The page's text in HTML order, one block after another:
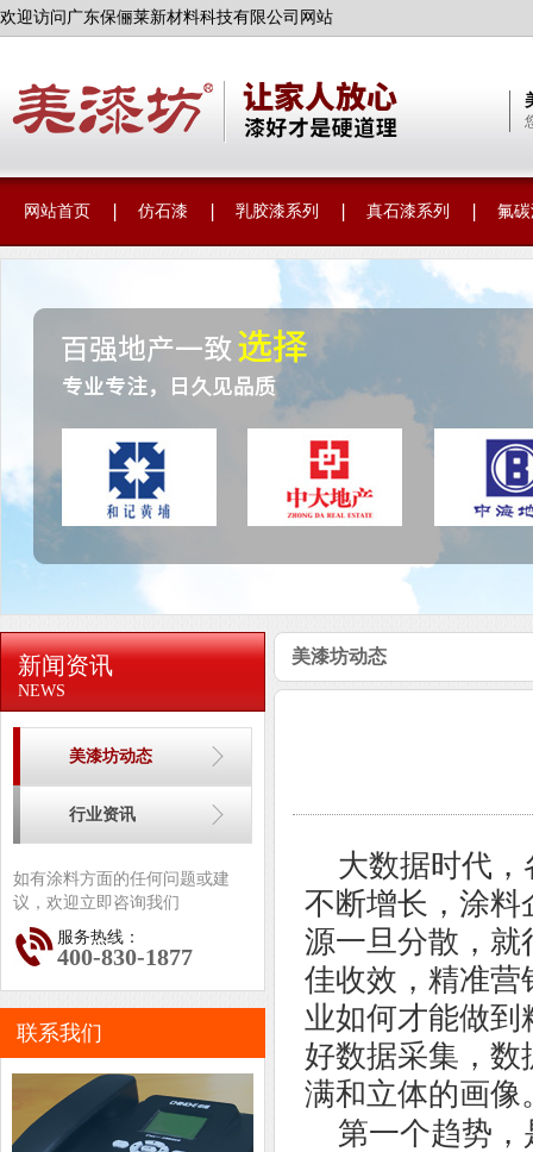
欢迎访问广东保俪莱新材料科技有限公司网站
网站首页 仿石漆 乳胶漆系列 真石漆系列 氟
新闻资讯
NEWS
美漆坊动态
行业资讯
如有涂料方面的任何问题或建
议，欢迎立即咨询我们
服务热线：
400-830-1877
联系我们
美漆坊动态
大数据时代
不断增长，涂料
源一旦分散，就
佳收效，精准营
业如何才能做到
好数据采集，
满和立体的画像
第一个趋势